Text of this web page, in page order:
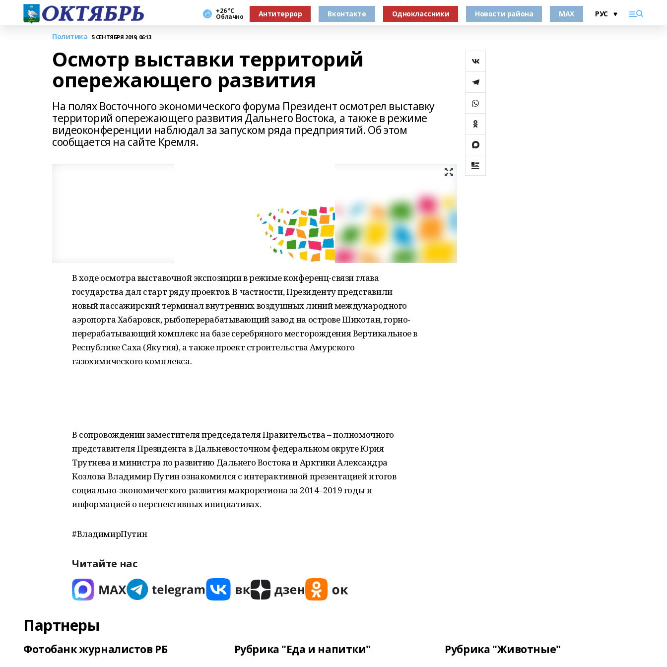
+26 °С
Облачно Антитеррор Вконтакте Одноклассники Новости района MAX
Политика 5 СЕНТЯБРЯ 2019, 06:13
Осмотр выставки территорий
опережающего развития
На полях Восточного экономического форума Президент осмотрел выставку
территорий опережающего развития Дальнего Востока, а также в режиме
видеоконференции наблюдал за запуском ряда предприятий. Об этом
сообщается на сайте Кремля.
В ходе осмотра выставочной экспозиции в режиме конференц-связи глава
государства дал старт ряду проектов. В частности, Президенту представили
новый пассажирский терминал внутренних воздушных линий международного
аэропорта Хабаровск, рыбоперерабатывающий завод на острове Шикотан, горно-
перерабатывающий комплекс на базе серебряного месторождения Вертикальное в
Республике Саха (Якутия), а также проект строительства Амурского
газохимического комплекса.
В сопровождении заместителя председателя Правительства – полномочного
представителя Президента в Дальневосточном федеральном округе Юрия
Трутнева и министра по развитию Дальнего Востока и Арктики Александра
Козлова Владимир Путин ознакомился с интерактивной презентацией итогов
социально-экономического развития макрорегиона за 2014–2019 годы и
информацией о перспективных инициативах.
#ВладимирПутин
Читайте нас
Партнеры
Фотобанк журналистов РБ Рубрика "Еда и напитки" Рубрика "Животные"